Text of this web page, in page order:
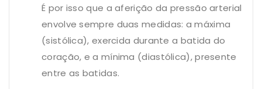
É por isso que a aferição da pressão arterial
envolve sempre duas medidas: a máxima
(sistólica), exercida durante a batida do
coração, e a mínima (diastólica), presente
entre as batidas.